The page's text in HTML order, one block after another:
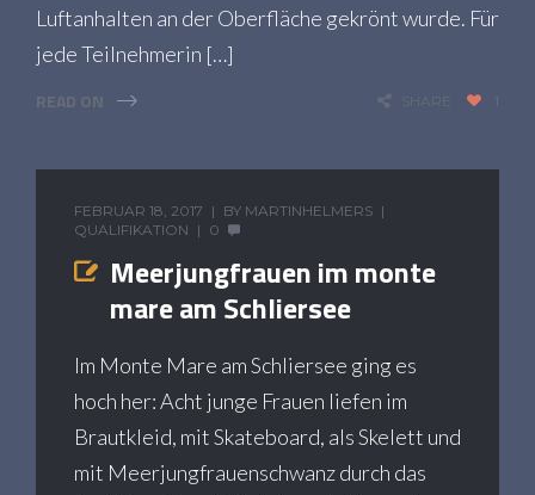
Luftanhalten an der Oberfläche gekrönt wurde. Für
jede Teilnehmerin […]
READ ON SHARE
FEBRUAR 18, 2017 BY MARTINHELMERS
QUALIFIKATION
0
Meerjungfrauen im monte
mare am Schliersee
Im Monte Mare am Schliersee ging es
hoch her: Acht junge Frauen liefen im
Brautkleid, mit Skateboard, als Skelett und
mit Meerjungfrauenschwanz durch das